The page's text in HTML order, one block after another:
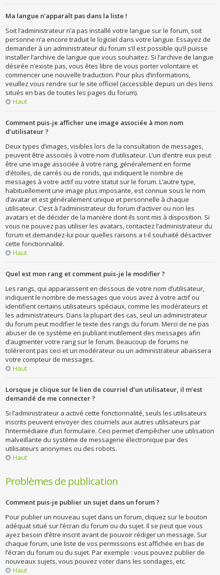
Ma langue n’apparaît pas dans la liste !
Soit l’administrateur n’a pas installé votre langue sur le forum, soit
personne n’a encore traduit le logiciel dans votre langue. Essayez de
demander à un administrateur du forum s’il est possible qu’il puisse
installer l’archive de langue que vous souhaitez. Si l’archive de langue
désirée n’existe pas, vous êtes libre de vous porter volontaire et
commencer une nouvelle traduction. Pour plus d’informations,
veuillez vous rendre sur le site officiel (accessible depuis un des liens
situés en bas de toutes les pages du forum).
Haut
Comment puis-je afficher une image associée à mon nom
d’utilisateur ?
Deux types d’images, visibles lors de la consultation de messages,
peuvent être associés à votre nom d’utilisateur. L’un d’entre eux peut
être une image associée à votre rang, généralement en forme
d’étoiles, de carrés ou de ronds, qui indiquent le nombre de
messages à votre actif ou votre statut sur le forum. L’autre type,
habituellement une image plus imposante, est connue sous le nom
d’avatar et est généralement unique et personnelle à chaque
utilisateur. C’est à l’administrateur du forum d’activer ou non les
avatars et de décider de la manière dont ils sont mis à disposition. Si
vous ne pouvez pas utiliser les avatars, contactez l’administrateur du
forum et demandez-lui pour quelles raisons a t-il souhaité désactiver
cette fonctionnalité.
Haut
Quel est mon rang et comment puis-je le modifier ?
Les rangs, qui apparaissent en dessous de votre nom d’utilisateur,
indiquent le nombre de messages que vous avez à votre actif ou
identifient certains utilisateurs spéciaux, comme les modérateurs et
les administrateurs. Dans la plupart des cas, seul un administrateur
du forum peut modifier le texte des rangs du forum. Merci de ne pas
abuser de ce système en publiant inutilement des messages afin
d’augmenter votre rang sur le forum. Beaucoup de forums ne
toléreront pas ceci et un modérateur ou un administrateur abaissera
votre compteur de messages.
Haut
Lorsque je clique sur le lien de courriel d’un utilisateur, il m’est
demandé de me connecter ?
Si l’administrateur a activé cette fonctionnalité, seuls les utilisateurs
inscrits peuvent envoyer des courriels aux autres utilisateurs par
l’intermédiaire d’un formulaire. Ceci permet d’empêcher une utilisation
malveillante du système de messagerie électronique par des
utilisateurs anonymes ou des robots.
Haut
Problèmes de publication
Comment puis-je publier un sujet dans un forum ?
Pour publier un nouveau sujet dans un forum, cliquez sur le bouton
adéquat situé sur l’écran du forum ou du sujet. Il se peut que vous
ayez besoin d’être inscrit avant de pouvoir rédiger un message. Sur
chaque forum, une liste de vos permissions est affichée en bas de
l’écran du forum ou du sujet. Par exemple : vous pouvez publier de
nouveaux sujets, vous pouvez voter dans les sondages, etc.
Haut